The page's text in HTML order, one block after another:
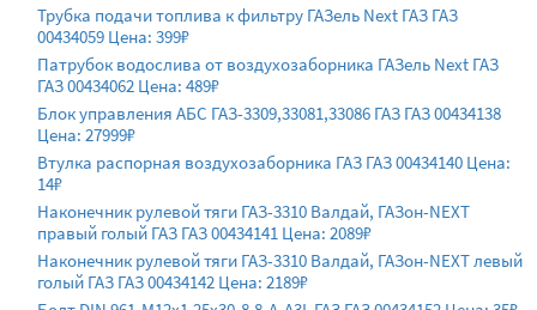
Трубка подачи топлива к фильтру ГАЗель Next ГАЗ ГАЗ
00434059 Цена: 399₽
Патрубок водослива от воздухозаборника ГАЗель Next ГАЗ
ГАЗ 00434062 Цена: 489₽
Блок управления АБС ГАЗ-3309,33081,33086 ГАЗ ГАЗ 00434138
Цена: 27999₽
Втулка распорная воздухозаборника ГАЗ ГАЗ 00434140 Цена:
14₽
Наконечник рулевой тяги ГАЗ-3310 Валдай, ГАЗон-NEXT
правый голый ГАЗ ГАЗ 00434141 Цена: 2089₽
Наконечник рулевой тяги ГАЗ-3310 Валдай, ГАЗон-NEXT левый
голый ГАЗ ГАЗ 00434142 Цена: 2189₽